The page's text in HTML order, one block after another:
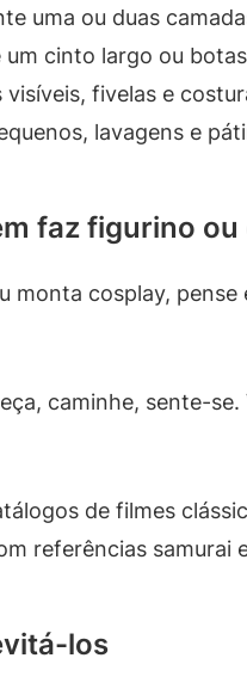
uma ou duas
um cinto largo ou
visíveis, fivelas e
lavagens e
faz figurino ou
monta cosplay,
caminhe, sente-
de filmes
referências samurai
los